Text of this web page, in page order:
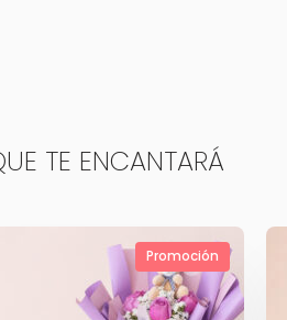
TE ENCANTARÁ
Promoción